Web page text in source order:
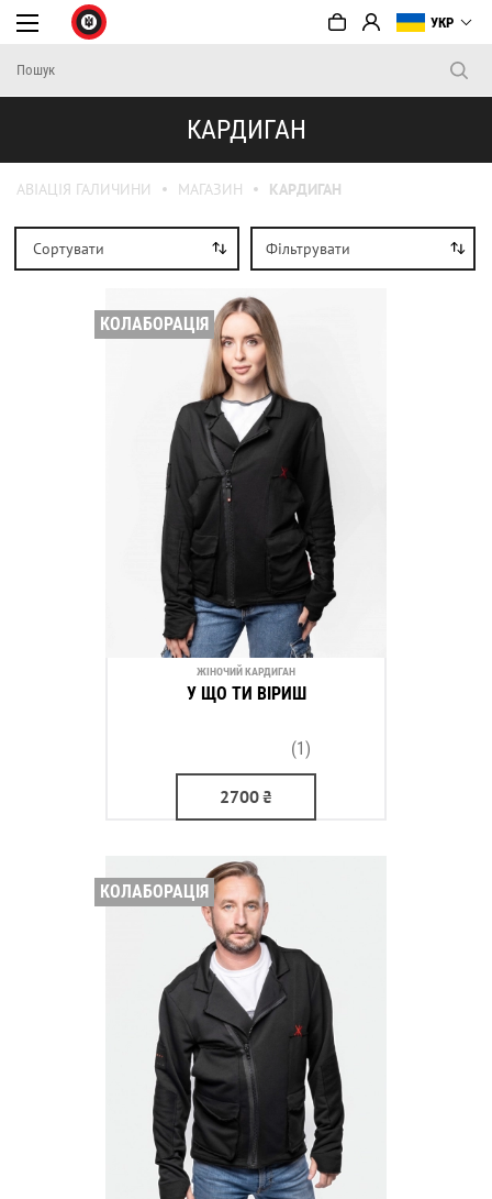
УКР
КАРДИГАН
АВІАЦІЯ ГАЛИЧИНИ МАГАЗИН КАРДИГАН
Фільтрувати
Сортувати
КОЛАБОРАЦІЯ
ЖІНОЧИЙ КАРДИГАН
У ЩО ТИ ВІРИШ
(1)
2700₴
КОЛАБОРАЦІЯ